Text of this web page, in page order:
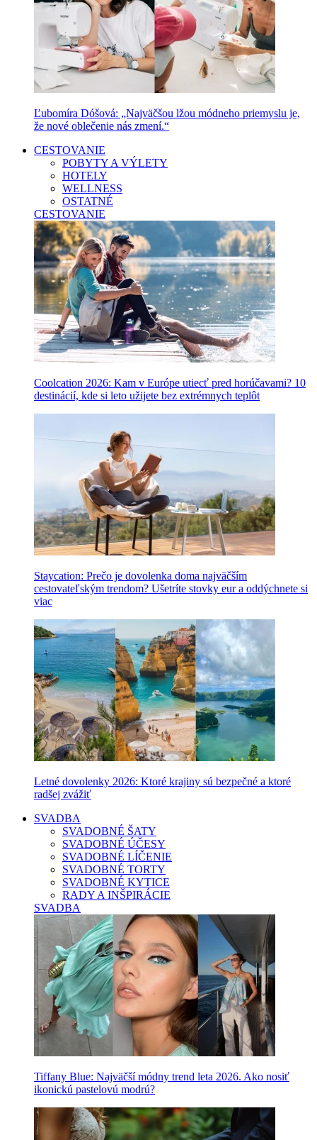
Ľubomíra Dóšová: „Najväčšou lžou módneho priemyslu je,
že nové oblečenie nás zmení.“
CESTOVANIE
POBYTY A VÝLETY
HOTELY
WELLNESS
OSTATNÉ
CESTOVANIE
Coolcation 2026: Kam v Európe utiecť pred horúčavami? 10
destinácií, kde si leto užijete bez extrémnych teplôt
Staycation: Prečo je dovolenka doma najväčším
cestovateľským trendom? Ušetríte stovky eur a oddýchnete si
viac
Letné dovolenky 2026: Ktoré krajiny sú bezpečné a ktoré
radšej zvážiť
SVADBA
SVADOBNÉ ŠATY
SVADOBNÉ ÚČESY
SVADOBNÉ LÍČENIE
SVADOBNÉ TORTY
SVADOBNÉ KYTICE
RADY A INŠPIRÁCIE
SVADBA
Tiffany Blue: Najväčší módny trend leta 2026. Ako nosiť
ikonickú pastelovú modrú?